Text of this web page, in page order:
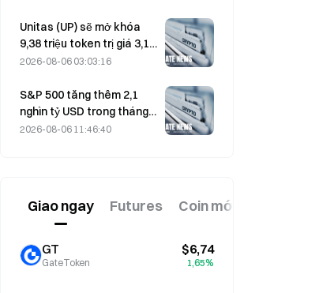
thấp
Unitas (UP) sẽ mở khóa
9,38 triệu token trị giá 3,18
triệu USD vào ngày 13
2026-08-06 03:03:16
S&P 500 tăng thêm 2,1
nghìn tỷ USD trong tháng
8, tương đương mức tăng
2026-08-06 11:46:40
Giao ngay Futures Coin mới
GT
GateToken
$6,74
1,65%